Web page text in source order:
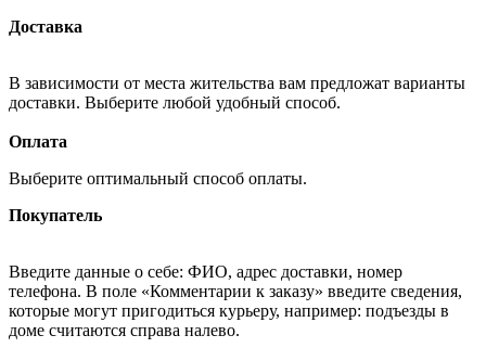
Доставка
В зависимости от места жительства вам предложат варианты
доставки. Выберите любой удобный способ.
Оплата
Выберите оптимальный способ оплаты.
Покупатель
Введите данные о себе: ФИО, адрес доставки, номер
телефона. В поле «Комментарии к заказу» введите сведения,
которые могут пригодиться курьеру, например: подъезды в
доме считаются справа налево.